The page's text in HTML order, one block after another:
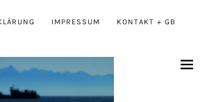
IMPRESSUM KONTAKT + GB